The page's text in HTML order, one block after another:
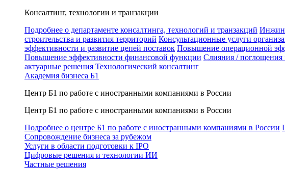
Консалтинг, технологии и транзакции
Подробнее о департаменте консалтинга, технологий и транзакций
строительства и развития территорий Консультационные услуги
эффективности и развитие цепей поставок Повышение операционной
Повышение эффективности финансовой функции Слияния / поглощения
актуарные решения Технологический консалтинг
Академия бизнеса Б1
Центр Б1 по работе с иностранными компаниями в России
Центр Б1 по работе с иностранными компаниями в России
Подробнее о центре Б1 по работе с иностранными компаниями в России
Сопровождение бизнеса за рубежом
Услуги в области подготовки к IPO
Цифровые решения и технологии ИИ
Частные решения